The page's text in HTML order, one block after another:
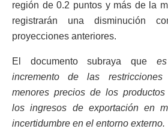
región de 0.2 puntos y más de la
registrarán una disminución
proyecciones anteriores.
El documento subraya que
incremento de las
menores precios de los
los ingresos de exportación en
incertidumbre en el entorno externo.